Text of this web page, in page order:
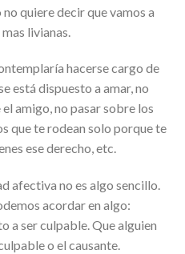
quiere decir que vamos a
livianas.
hacerse cargo de
está dispuesto a amar, no
amigo, no pasar sobre los
que te rodean solo porque te
ese derecho, etc.
afectiva no es algo sencillo.
acordar en algo:
a ser culpable. Que alguien
o el causante.